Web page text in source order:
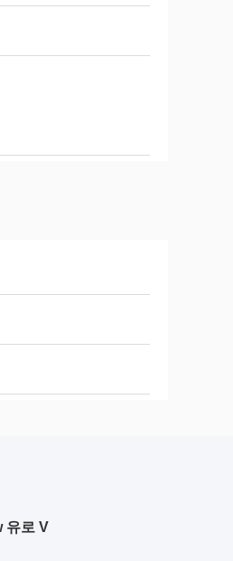
유로 V